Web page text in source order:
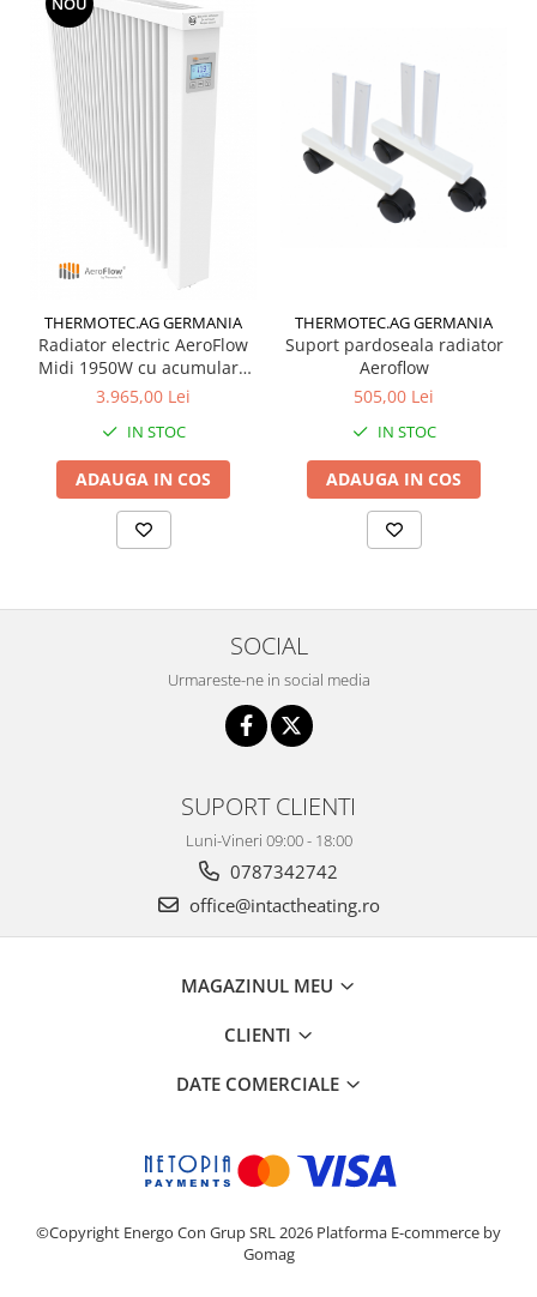
THERMOTEC.AG GERMANIA
Radiator electric AeroFlow
Midi 1950W cu acumulare
de caldura pentru camere
3.965,00 Lei
IN STOC
ADAUGA IN COS
THERMOTEC.AG GERMANIA
Suport pardoseala radiator
Aeroflow
505,00 Lei
IN STOC
ADAUGA IN COS
SOCIAL
Urmareste-ne in social media
SUPORT CLIENTI
Luni-Vineri 09:00 - 18:00
0787342742
office@intactheating.ro
MAGAZINUL MEU
CLIENTI
DATE COMERCIALE
©Copyright Energo Con Grup SRL 2026 Platforma E-commerce by
Gomag